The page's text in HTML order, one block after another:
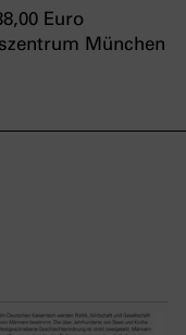
Euro
München